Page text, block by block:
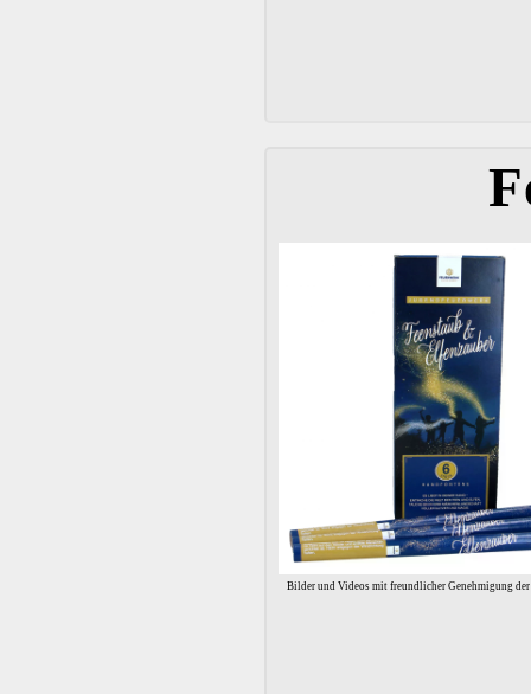
Bilder und Videos mit freundlicher Genehmigung